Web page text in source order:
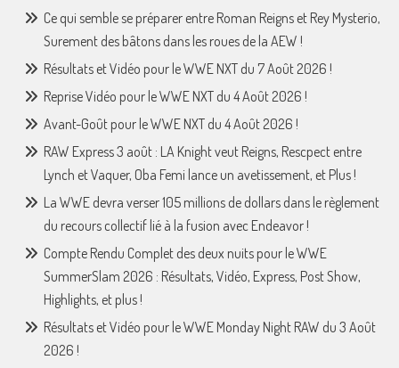
Ce qui semble se préparer entre Roman Reigns et Rey Mysterio,
Surement des bâtons dans les roues de la AEW !
Résultats et Vidéo pour le WWE NXT du 7 Août 2026 !
Reprise Vidéo pour le WWE NXT du 4 Août 2026 !
Avant-Goût pour le WWE NXT du 4 Août 2026 !
RAW Express 3 août : LA Knight veut Reigns, Rescpect entre
Lynch et Vaquer, Oba Femi lance un avetissement, et Plus !
La WWE devra verser 105 millions de dollars dans le règlement
du recours collectif lié à la fusion avec Endeavor !
Compte Rendu Complet des deux nuits pour le WWE
SummerSlam 2026 : Résultats, Vidéo, Express, Post Show,
Highlights, et plus !
Résultats et Vidéo pour le WWE Monday Night RAW du 3 Août
2026 !